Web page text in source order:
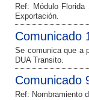
Ref: Módulo
Exportación.
Comunicado
Se comunica que a
DUA Transito.
Comunicado
Ref: Nombramiento